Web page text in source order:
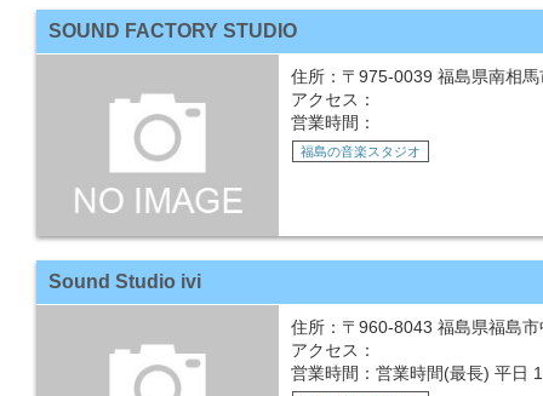
SOUND FACTORY STUDIO
住所：〒975-0039 福島県南相
アクセス：
営業時間：
福島の音楽スタジオ
Sound Studio ivi
住所：〒960-8043 福島県福島
アクセス：
営業時間：営業時間(最長) 平日